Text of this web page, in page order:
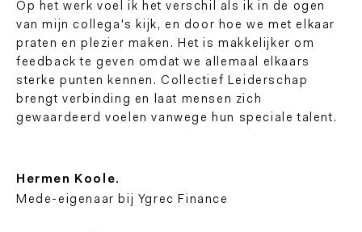
Op het werk voel ik het verschil als ik in de ogen
van mijn collega's kijk, en door hoe we met elkaar
praten en plezier maken. Het is makkelijker om
feedback te geven omdat we allemaal elkaars
sterke punten kennen. Collectief Leiderschap
brengt verbinding en laat mensen zich
gewaardeerd voelen vanwege hun speciale talent.
Hermen Koole.
Mede-eigenaar bij Ygrec Finance